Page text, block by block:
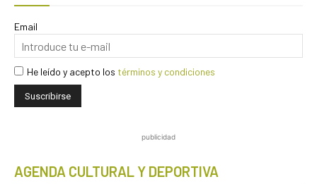
Email
He leído y acepto los términos y condiciones
publicidad
AGENDA CULTURAL Y DEPORTIVA